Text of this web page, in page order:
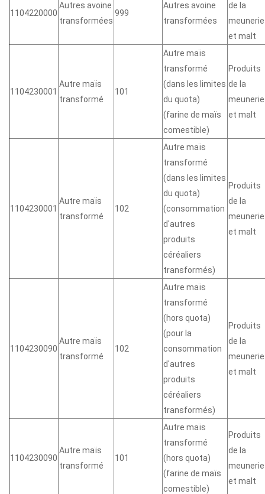
1104220000
Autres avoine
transformées
999
Autres avoine
transformées
de la
meunerie
et malt
1104230001
Autre maïs
transformé
101
Autre maïs
transformé
(dans les limites
du quota)
(farine de maïs
comestible)
Produits
de la
meunerie
et malt
1104230001
Autre maïs
transformé
102
Autre maïs
transformé
(dans les limites
du quota)
(consommation
d'autres
produits
céréaliers
transformés)
Produits
de la
meunerie
et malt
1104230090
Autre maïs
transformé
102
Autre maïs
transformé
(hors quota)
(pour la
consommation
d'autres
produits
céréaliers
transformés)
Produits
de la
meunerie
et malt
1104230090
Autre maïs
transformé
101
Autre maïs
transformé
(hors quota)
(farine de maïs
comestible)
Produits
de la
meunerie
et malt